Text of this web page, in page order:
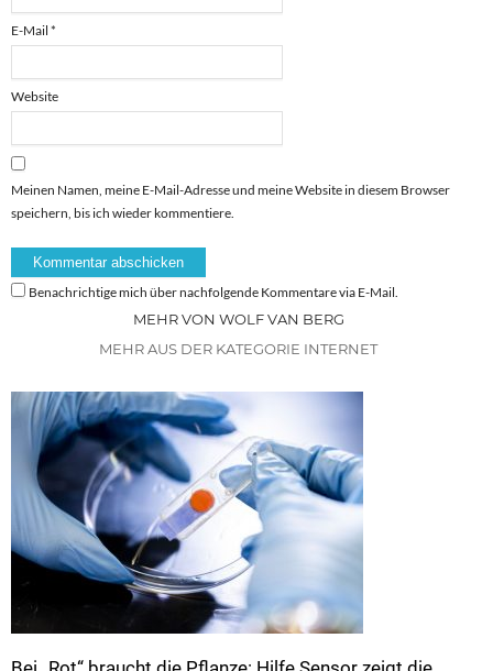
E-Mail *
Website
Meinen Namen, meine E-Mail-Adresse und meine Website in diesem Browser
speichern, bis ich wieder kommentiere.
Benachrichtige mich über nachfolgende Kommentare via E-Mail.
MEHR VON WOLF VAN BERG
MEHR AUS DER KATEGORIE INTERNET